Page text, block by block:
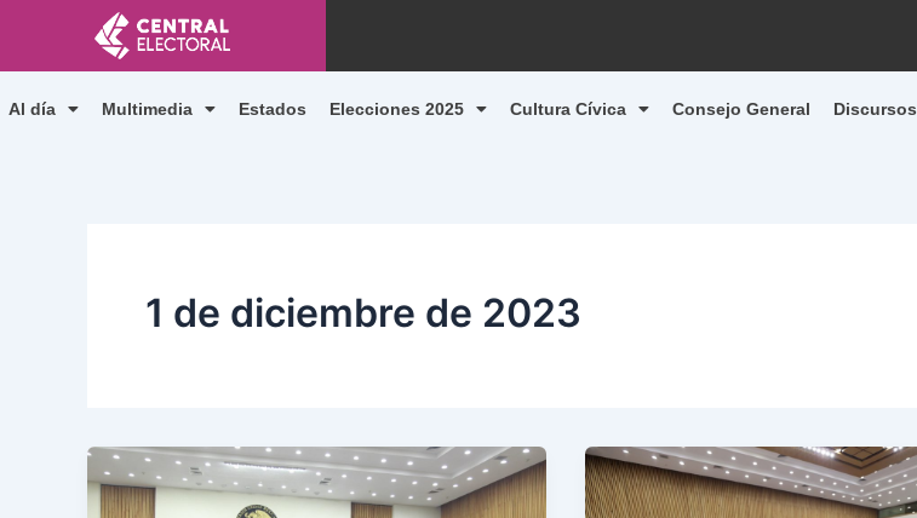
contenido
Al día Multimedia Estados Elecciones 2025 Cultura Cívica Consejo General Discursos
1 de diciembre de 2023